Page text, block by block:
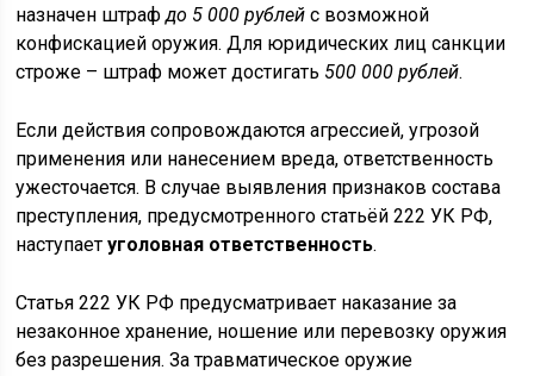
назначен штрафдо 5 000 рублей с возможной
конфискацией оружия. Для юридических лиц санкции
строже – штраф может достигать 500 000 рублей.
Если действия сопровождаются агрессией, угрозой
применения или нанесением вреда, ответственность
ужесточается. В случае выявления признаков состава
преступления, предусмотренного статьёй 222 УК РФ,
наступаетуголовная ответственность.
Статья 222 УК РФ предусматривает наказание за
незаконное хранение, ношение или перевозку оружия
без разрешения. За травматическое оружие